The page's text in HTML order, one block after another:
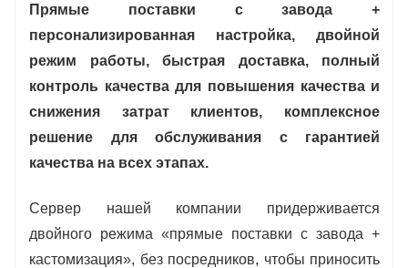
Прямые поставки с завода +
персонализированная настройка, двойной
режим работы, быстрая доставка, полный
контроль качества для повышения качества и
снижения затрат клиентов, комплексное
решение для обслуживания с гарантией
качества на всех этапах.
Сервер нашей компании придерживается
двойного режима «прямые поставки с завода +
кастомизация», без посредников, чтобы приносить